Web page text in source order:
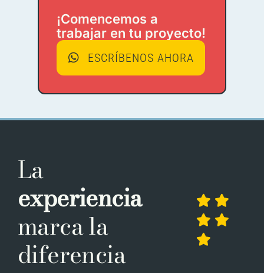
¡Comencemos a
trabajar en tu proyecto!
ESCRÍBENOS AHORA
La
experiencia
marca la
diferencia